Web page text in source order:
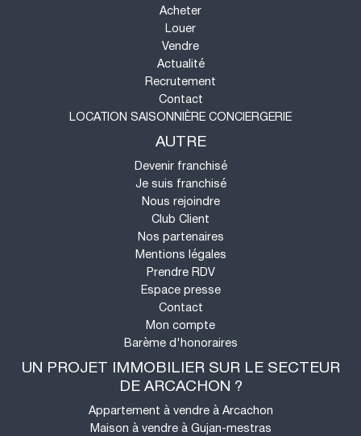
Acheter
Louer
Vendre
Actualité
Recrutement
Contact
LOCATION SAISONNIÈRE CONCIERGERIE
AUTRE
Devenir franchisé
Je suis franchisé
Nous rejoindre
Club Client
Nos partenaires
Mentions légales
Prendre RDV
Espace presse
Contact
Mon compte
Barème d'honoraires
UN PROJET IMMOBILIER SUR LE SECTEUR
DE ARCACHON ?
Appartement à vendre à Arcachon
Maison à vendre à Gujan-mestras